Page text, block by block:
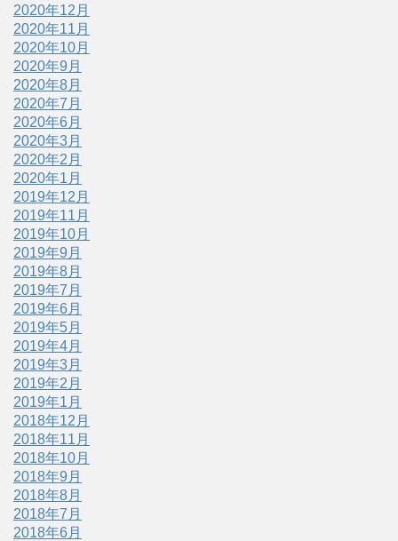
2020年12月
2020年11月
2020年10月
2020年9月
2020年8月
2020年7月
2020年6月
2020年3月
2020年2月
2020年1月
2019年12月
2019年11月
2019年10月
2019年9月
2019年8月
2019年7月
2019年6月
2019年5月
2019年4月
2019年3月
2019年2月
2019年1月
2018年12月
2018年11月
2018年10月
2018年9月
2018年8月
2018年7月
2018年6月